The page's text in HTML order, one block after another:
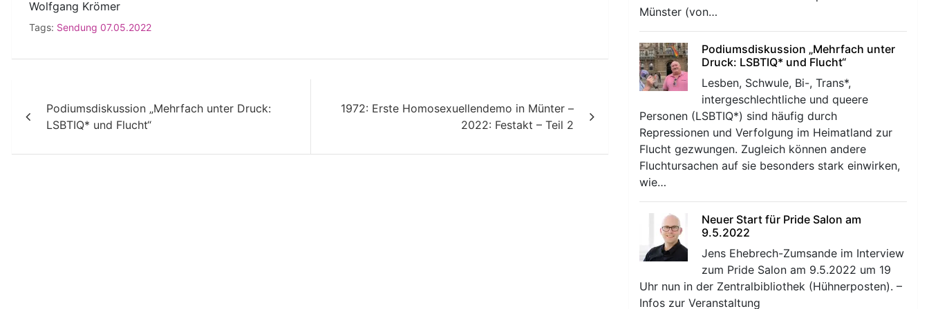
Wolfgang Krömer
Tags: Sendung 07.05.2022
Podiumsdiskussion „Mehrfach unter Druck:
LSBTIQ* und Flucht“
1972: Erste Homosexuellendemo in Münter –
2022: Festakt – Teil 2
Münster (von…
Podiumsdiskussion „Mehrfach unter
Druck: LSBTIQ* und Flucht“
Lesben, Schwule, Bi-, Trans*,
intergeschlechtliche und queere
Personen (LSBTIQ*) sind häufig durch
Repressionen und Verfolgung im Heimatland zur
Flucht gezwungen. Zugleich können andere
Fluchtursachen auf sie besonders stark einwirken,
wie…
Neuer Start für Pride Salon am
9.5.2022
Jens Ehebrech-Zumsande im Interview
zum Pride Salon am 9.5.2022 um 19
Uhr nun in der Zentralbibliothek (Hühnerposten). –
Infos zur Veranstaltung